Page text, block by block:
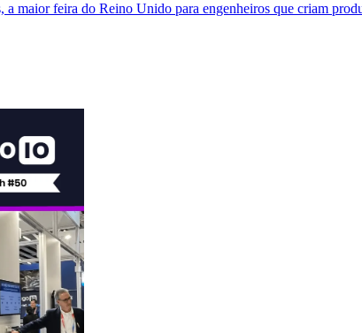
maior feira do Reino Unido para engenheiros que criam